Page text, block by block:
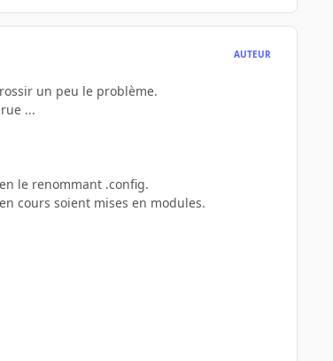
AUTEUR
un peu le problème.
...
le renommant .config.
cours soient mises en modules.